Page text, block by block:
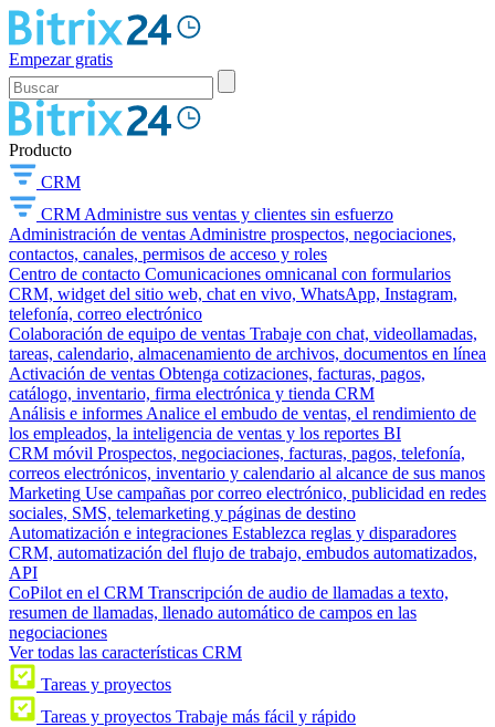
Empezar gratis
Producto
CRM
CRM Administre sus ventas y clientes sin esfuerzo
Administración de ventas Administre prospectos, negociaciones,
contactos, canales, permisos de acceso y roles
Centro de contacto Comunicaciones omnicanal con formularios
CRM, widget del sitio web, chat en vivo, WhatsApp, Instagram,
telefonía, correo electrónico
Colaboración de equipo de ventas Trabaje con chat, videollamadas,
tareas, calendario, almacenamiento de archivos, documentos en línea
Activación de ventas Obtenga cotizaciones, facturas, pagos,
catálogo, inventario, firma electrónica y tienda CRM
Análisis e informes Analice el embudo de ventas, el rendimiento de
los empleados, la inteligencia de ventas y los reportes BI
CRM móvil Prospectos, negociaciones, facturas, pagos, telefonía,
correos electrónicos, inventario y calendario al alcance de sus manos
Marketing Use campañas por correo electrónico, publicidad en redes
sociales, SMS, telemarketing y páginas de destino
Automatización e integraciones Establezca reglas y disparadores
CRM, automatización del flujo de trabajo, embudos automatizados,
API
CoPilot en el CRM Transcripción de audio de llamadas a texto,
resumen de llamadas, llenado automático de campos en las
negociaciones
Ver todas las características CRM
Tareas y proyectos
Tareas y proyectos Trabaje más fácil y rápido